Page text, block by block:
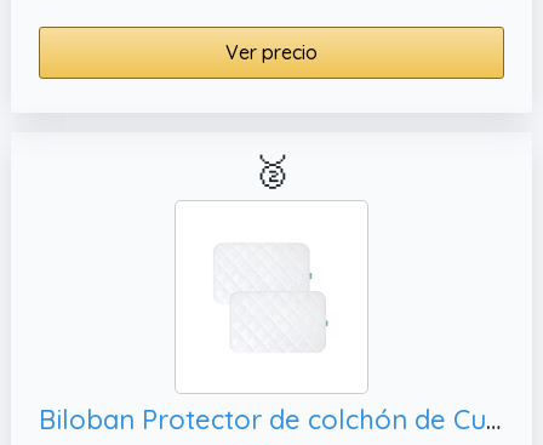
Ver precio
🥈
Biloban Protector de colchón de Cuna Impermeable (Paquete de 2),Color Blanco